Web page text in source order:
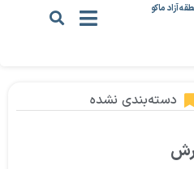
آزاد ماکو
دسته‌بندی نشده